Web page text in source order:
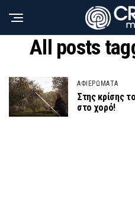
All posts
ΑΦΙΕΡΩΜΑΤΑ
Στης κρίσης
στο χορό!